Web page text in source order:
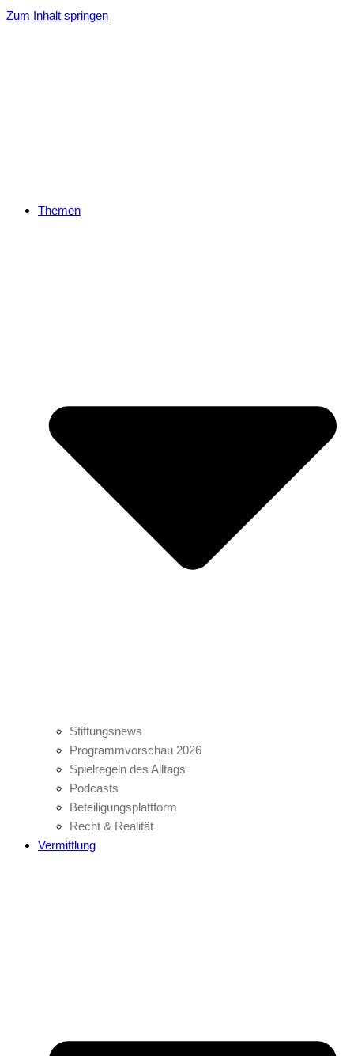
Zum Inhalt springen
Themen
Stiftungsnews
Programmvorschau 2026
Spielregeln des Alltags
Podcasts
Beteiligungsplattform
Recht & Realität
Vermittlung